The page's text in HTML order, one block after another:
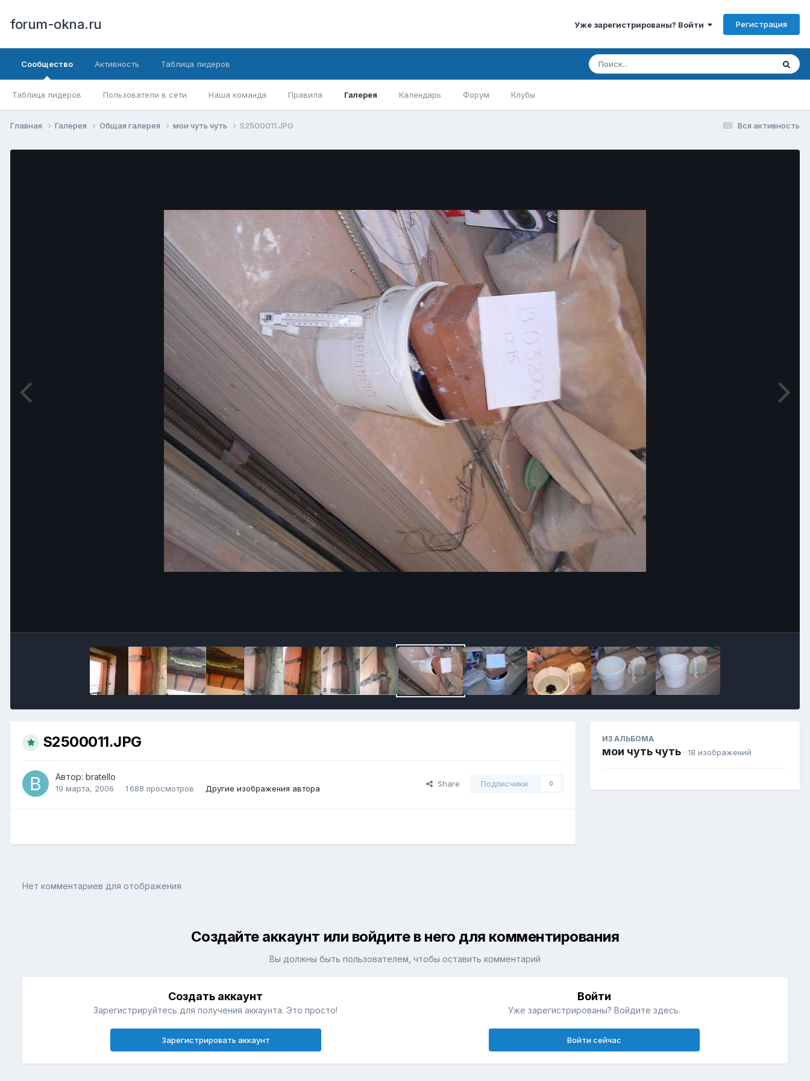
forum-okna.ru Уже зарегистрированы? Войти Регистрация
Сообщество
Таблица лидеров Пользователи в сети Наша команда Правила Галерея Календарь Форум Клубы
Активность Таблица лидеров
Вся активность
Главная Галерея Общая галерея мои чуть чуть S2500011.JPG
S2500011.JPG
Автор: bratello
19 марта, 2006 1 688 просмотров Другие изображения автора
Share Подписчики 0
ИЗ АЛЬБОМА
мои чуть чуть · 18 изображений
Нет комментариев для отображения
Создайте аккаунт или войдите в него для комментирования
Вы должны быть пользователем, чтобы оставить комментарий
Создать аккаунт
Зарегистрируйтесь для получения аккаунта. Это просто!
Зарегистрировать аккаунт
Войти
Уже зарегистрированы? Войдите здесь.
Войти сейчас